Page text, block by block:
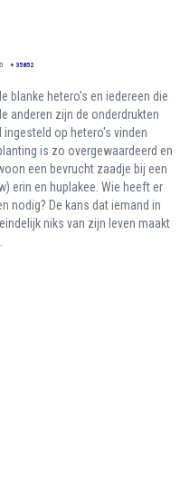
+ 35852
blanke hetero's en iedereen die
anderen zijn de onderdrukten
op hetero's vinden
is zo overgewaardeerd en
een bevrucht zaadje bij een
erin en huplakee. Wie heeft er
nodig? De kans dat iemand in
niks van zijn leven maakt